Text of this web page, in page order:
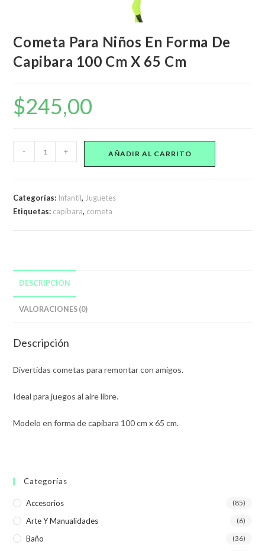
Cometa Para Niños En Forma De
Capibara 100 Cm X 65 Cm
$245,00
Para
Forma
65
Cm
- + AÑADIR AL CARRITO
Categorías: Infantil, Juguetes
Etiquetas: capibara, cometa
DESCRIPCIÓN
VALORACIONES (0)
Descripción
Divertidas cometas para remontar con amigos.
Ideal para juegos al aire libre.
Modelo en forma de capibara 100 cm x 65 cm.
Categorías
Accesorios (85)
Arte Y Manualidades (6)
Baño (36)